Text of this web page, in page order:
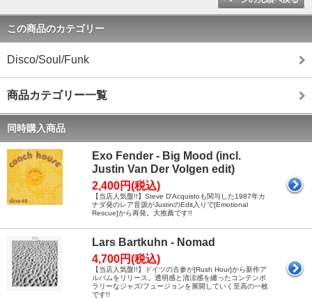
この商品のカテゴリー
Disco/Soul/Funk
商品カテゴリー一覧
同時購入商品
Exo Fender - Big Mood (incl.
Justin Van Der Volgen edit)
2,400円(税込)
【当店人気盤!!】Steve D'Acquistoも関与した1987年カ
ナダ発のレア音源がJustinのEdit入りで[Emotional
Rescue]から再発。大推薦です!!
Lars Bartkuhn - Nomad
4,700円(税込)
【当店人気盤!!】ドイツの古参が[Rush Hour]から新作ア
ルバムをリリース。透明感と清涼感を纏ったコンテンポ
ラリーなジャズ/フュージョンを展開していく至高の一枚
です!!